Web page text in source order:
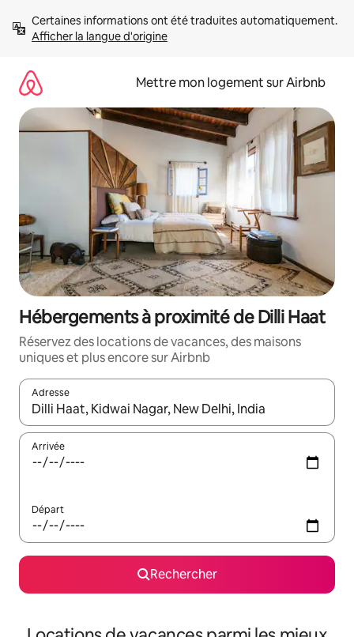
directement
Afficher la langue d'origine
Mettre mon logement sur Airbnb
Hébergements à proximité de Dilli Haat
Réservez des locations de vacances, des maisons
uniques et plus encore sur Airbnb
Adresse
Lorsque les résultats s'affichent, utilisez les flèches vers le
Arrivée
Départ
Rechercher